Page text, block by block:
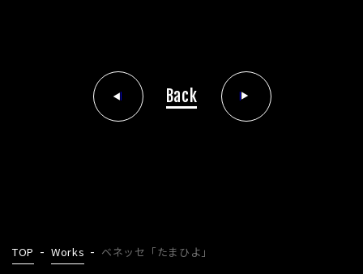
Back
TOP Works ベネッセ「たまひよ」